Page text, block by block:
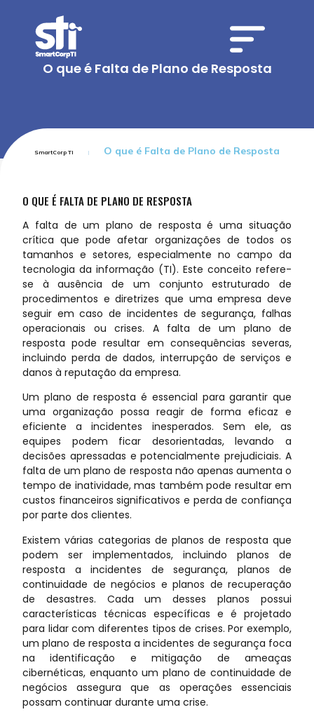
O que é Falta de Plano de Resposta
SmartCorp TI O que é Falta de Plano de Resposta
O QUE É FALTA DE PLANO DE RESPOSTA
A falta de um plano de resposta é uma situação
crítica que pode afetar organizações de todos os
tamanhos e setores, especialmente no campo da
tecnologia da informação (TI). Este conceito refere-
se à ausência de um conjunto estruturado de
procedimentos e diretrizes que uma empresa deve
seguir em caso de incidentes de segurança, falhas
operacionais ou crises. A falta de um plano de
resposta pode resultar em consequências severas,
incluindo perda de dados, interrupção de serviços e
danos à reputação da empresa.
Um plano de resposta é essencial para garantir que
uma organização possa reagir de forma eficaz e
eficiente a incidentes inesperados. Sem ele, as
equipes podem ficar desorientadas, levando a
decisões apressadas e potencialmente prejudiciais. A
falta de um plano de resposta não apenas aumenta o
tempo de inatividade, mas também pode resultar em
custos financeiros significativos e perda de confiança
por parte dos clientes.
Existem várias categorias de planos de resposta que
podem ser implementados, incluindo planos de
resposta a incidentes de segurança, planos de
continuidade de negócios e planos de recuperação
de desastres. Cada um desses planos possui
características técnicas específicas e é projetado
para lidar com diferentes tipos de crises. Por exemplo,
um plano de resposta a incidentes de segurança foca
na identificação e mitigação de ameaças
cibernéticas, enquanto um plano de continuidade de
negócios assegura que as operações essenciais
possam continuar durante uma crise.